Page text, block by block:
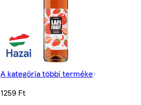
A kategória többi terméke
1259 Ft